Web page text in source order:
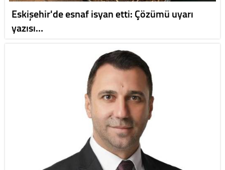
Eskişehir'de esnaf isyan etti: Çözümü uyarı
yazısı…